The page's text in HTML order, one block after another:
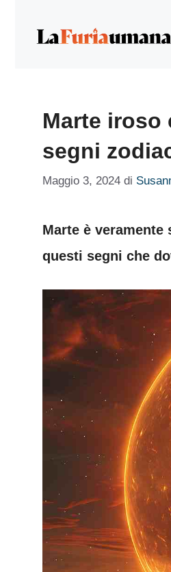
Marte iroso
segni
Maggio 3, 2024 di
Marte è
questi segni che